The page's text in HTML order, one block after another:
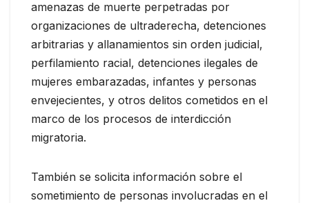
amenazas de muerte perpetradas por
organizaciones de ultraderecha, detenciones
arbitrarias y allanamientos sin orden judicial,
perfilamiento racial, detenciones ilegales de
mujeres embarazadas, infantes y personas
envejecientes, y otros delitos cometidos en el
marco de los procesos de interdicción
migratoria.
También se solicita información sobre el
sometimiento de personas involucradas en el